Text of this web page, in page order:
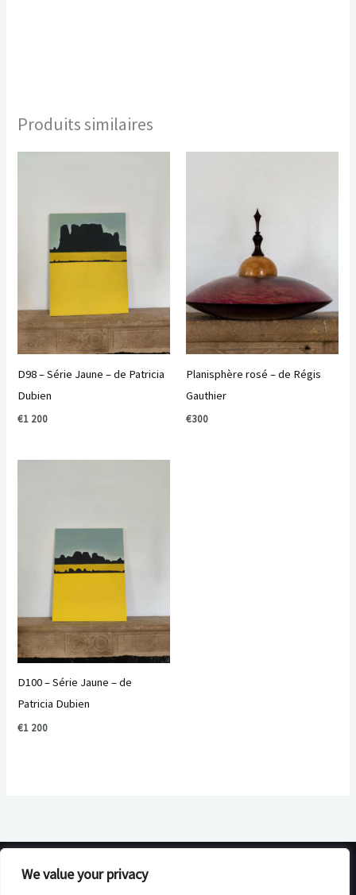
We value your privacy
Produits similaires
D98 – Série Jaune – de Patricia
Dubien
€1 200
Planisphère rosé – de Régis
Gauthier
€300
D100 – Série Jaune – de
Patricia Dubien
€1 200